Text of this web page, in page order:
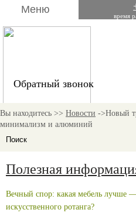
Меню
мебель комфортного отдыха
время
Обратный звонок
Вы находитесь >> Новости ->Новый
минимализм и алюминий
Полезная
Вечный спор: какая мебель лучше
искусственного ротанга?